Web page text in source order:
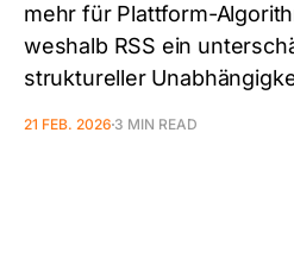
mehr für Plattform-
weshalb RSS ein
struktureller
21 FEB. 2026 3 MIN READ